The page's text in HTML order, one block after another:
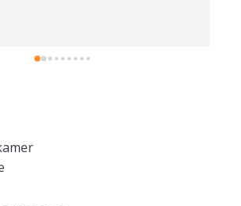
externe partij die het werk heeft
waar we moeten zijn voor kwaliteit en